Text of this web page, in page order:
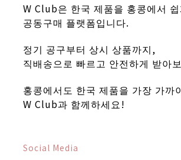
W Club은 한국 제품을 홍콩에서
공동구매 플랫폼입니다.
정기 공구부터 상시 상품까지,
직배송으로 빠르고 안전하게 받아
홍콩에서도 한국 제품을 가장 가까
W Club과 함께하세요!
Social Media